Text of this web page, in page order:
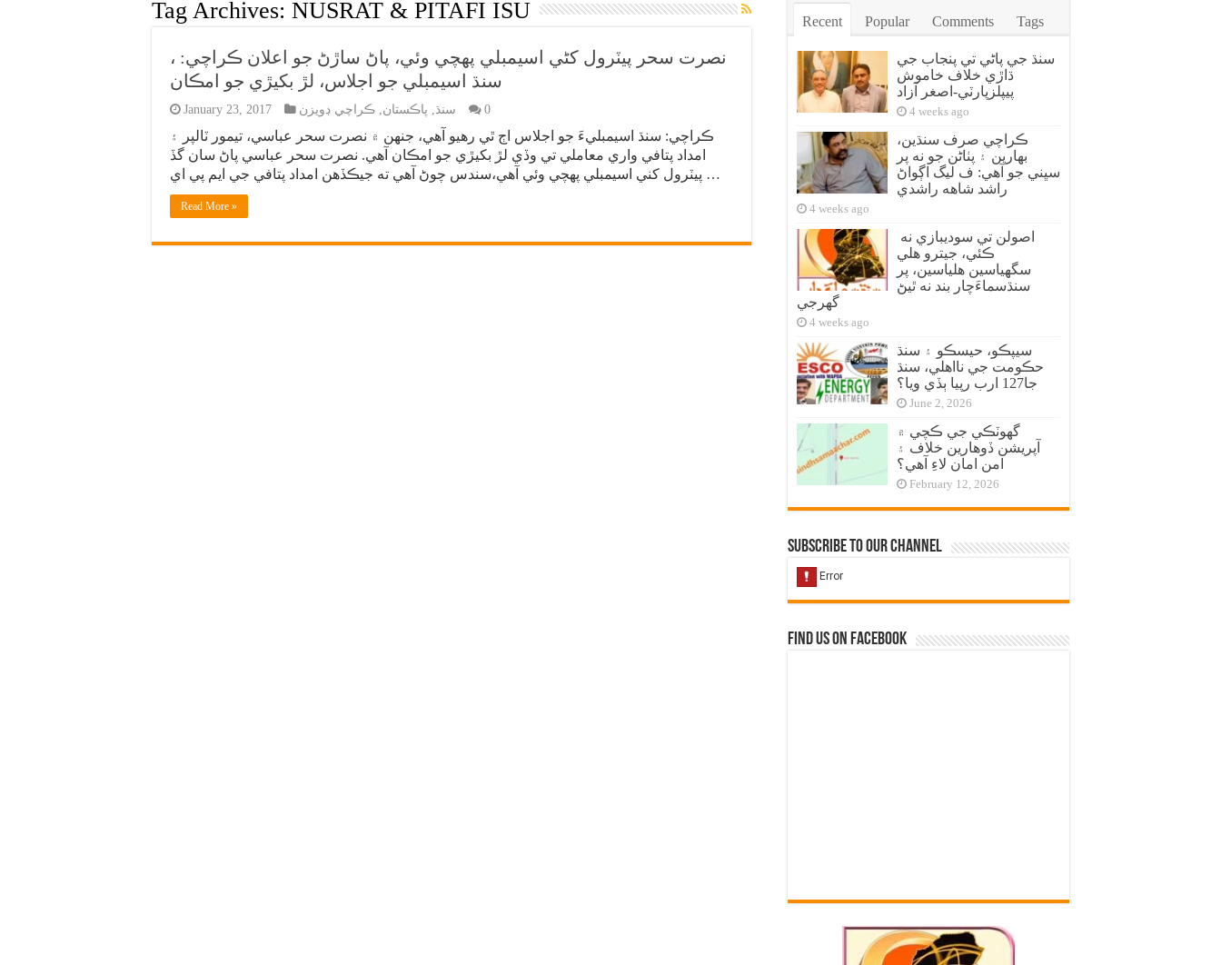
Tag Archives: NUSRAT & PITAFI ISU
، نصرت سحر پيٽرول کڻي اسيمبلي پهچي وئي، پاڻ ساڙڻ جو اعلان ڪراچي:
سنڌ اسيمبلي جو اجلاس، لڙ بکيڙي جو امڪان
January 23, 2017 سنڌ, پاڪستان, ڪراچي ڊويزن 0
ڪراچي: سنڌ اسيمبليءَ جو اجلاس اڄ ٿي رهيو آهي، جنهن ۾ نصرت سحر عباسي، تيمور ٽالپر ۽
امداد پتافي واري معاملي تي وڏي لڙ بکيڙي جو امڪان آهي. نصرت سحر عباسي پاڻ سان گڏ
پيٽرول کني اسيمبلي پهچي وئي آهي،سندس چوڻ آهي ته جيڪڏهن امداد پتافي جي ايم پي اي …
Read More »
Recent Popular Comments Tags
سنڌ جي پاڻي تي پنجاب جي
ڌاڙي خلاف خاموش
پيپلزپارٽي-اصغر آزاد
4 weeks ago
ڪراچي صرف سنڌين،
بهارين ۽ پٺاڻن جو نه پر
سڀني جو آهي: ف ليگ اڳواڻ
راشد شاهه راشدي
4 weeks ago
ڪئي، جيترو هلي
سگهياسين هلياسين، پر
سنڌسماءَچار بند نه ٿيڻ
گهرجي
4 weeks ago
سيپڪو، حيسڪو ۽ سنڌ
حڪومت جي نااهلي، سنڌ
جا127 ارب رپيا ٻڏي ويا؟
June 2, 2026
گهوٽڪي جي ڪچي ۾
آپريشن ڏوهارين خلاف ۽
امن امان لاءِ آهي؟
February 12, 2026
Subscribe to our Channel
Find us on Facebook